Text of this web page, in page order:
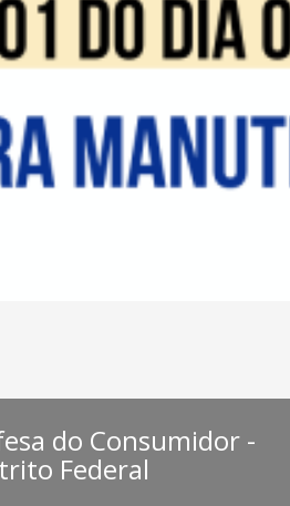
do Consumidor -
Federal